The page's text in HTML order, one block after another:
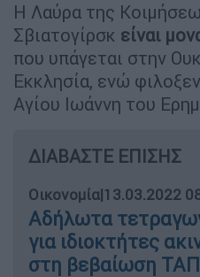
Η Λαύρα της
Σβιατογίρσκ είναι
που υπάγεται στην
Εκκλησία, ενώ
Αγίου Ιωάννη του
ΔΙΑΒΑΣΤΕ ΕΠΙΣΗΣ
Οικονομία|13.03.2022
Αδήλωτα
για ιδιοκτήτες
στη βεβαίωση ΤΑΠ